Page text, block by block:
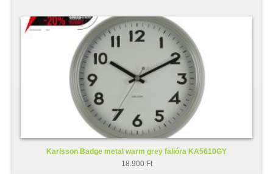
Karlsson Badge metal warm grey falióra KA5610GY
18.900 Ft